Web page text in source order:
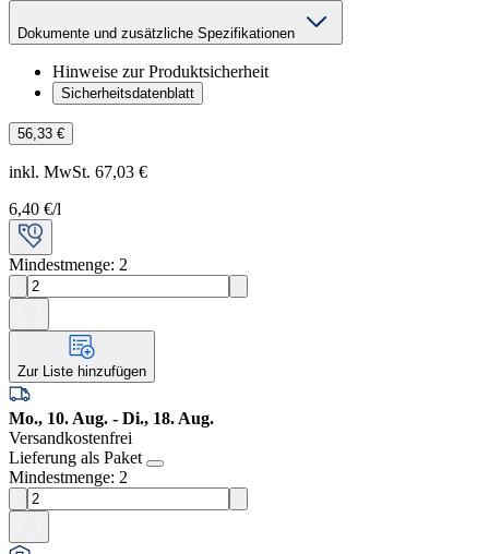
Dokumente und zusätzliche Spezifikationen
Hinweise zur Produktsicherheit
Sicherheitsdatenblatt
56,33 €
inkl. MwSt. 67,03 €
6,40 €/l
Mindestmenge: 2
Zur Liste hinzufügen
Mo., 10. Aug. - Di., 18. Aug.
Versandkostenfrei
Lieferung als Paket
Mindestmenge: 2